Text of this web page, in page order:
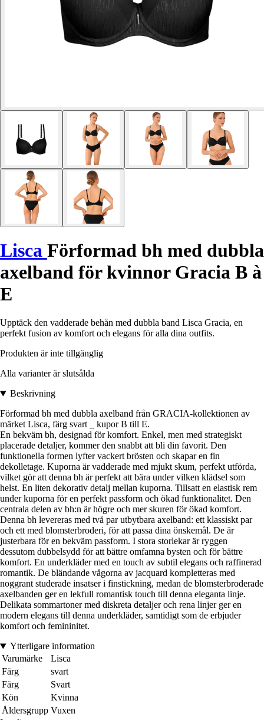
Lisca Förformad bh med dubbla
axelband för kvinnor Gracia B à
E
Upptäck den vadderade behån med dubbla band Lisca Gracia, en
perfekt fusion av komfort och elegans för alla dina outfits.
Produkten är inte tillgänglig
Alla varianter är slutsålda
Beskrivning
Förformad bh med dubbla axelband från GRACIA-kollektionen av
märket Lisca, färg svart _ kupor B till E.
En bekväm bh, designad för komfort. Enkel, men med strategiskt
placerade detaljer, kommer den snabbt att bli din favorit. Den
funktionella formen lyfter vackert brösten och skapar en fin
dekolletage. Kuporna är vadderade med mjukt skum, perfekt utförda,
vilket gör att denna bh är perfekt att bära under vilken klädsel som
helst. En liten dekorativ detalj mellan kuporna. Tillsatt en elastisk rem
under kuporna för en perfekt passform och ökad funktionalitet. Den
centrala delen av bh:n är högre och mer skuren för ökad komfort.
Denna bh levereras med två par utbytbara axelband: ett klassiskt par
och ett med blomsterbroderi, för att passa dina önskemål. De är
justerbara för en bekväm passform. I stora storlekar är ryggen
dessutom dubbelsydd för att bättre omfamna bysten och för bättre
komfort. En underkläder med en touch av subtil elegans och raffinerad
romantik. De bländande vågorna av jacquard kompletteras med
noggrant studerade insatser i finstickning, medan de blomsterbroderade
axelbanden ger en lekfull romantisk touch till denna eleganta linje.
Delikata sommartoner med diskreta detaljer och rena linjer ger en
modern elegans till denna underkläder, samtidigt som de erbjuder
komfort och femininitet.
Ytterligare information
Varumärke
Lisca
Färg
svart
Färg
Svart
Kön
Kvinna
Åldersgrupp Vuxen